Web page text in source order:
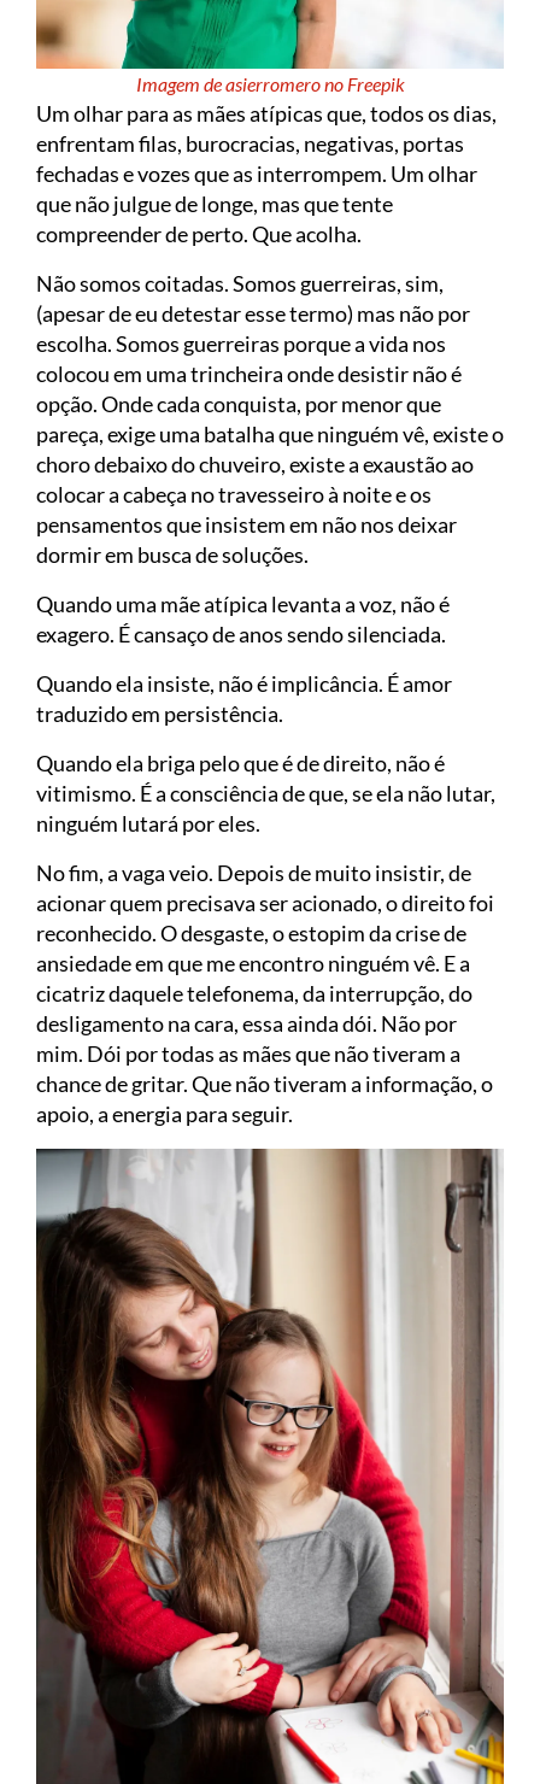
Imagem de asierromero no Freepik
Um olhar para as mães atípicas que, todos os dias,
enfrentam filas, burocracias, negativas, portas
fechadas e vozes que as interrompem. Um olhar
que não julgue de longe, mas que tente
compreender de perto. Que acolha.
Não somos coitadas. Somos guerreiras, sim,
(apesar de eu detestar esse termo) mas não por
escolha. Somos guerreiras porque a vida nos
colocou em uma trincheira onde desistir não é
opção. Onde cada conquista, por menor que
pareça, exige uma batalha que ninguém vê, existe o
choro debaixo do chuveiro, existe a exaustão ao
colocar a cabeça no travesseiro à noite e os
pensamentos que insistem em não nos deixar
dormir em busca de soluções.
Quando uma mãe atípica levanta a voz, não é
exagero. É cansaço de anos sendo silenciada.
Quando ela insiste, não é implicância. É amor
traduzido em persistência.
Quando ela briga pelo que é de direito, não é
vitimismo. É a consciência de que, se ela não lutar,
ninguém lutará por eles.
No fim, a vaga veio. Depois de muito insistir, de
acionar quem precisava ser acionado, o direito foi
reconhecido. O desgaste, o estopim da crise de
ansiedade em que me encontro ninguém vê. E a
cicatriz daquele telefonema, da interrupção, do
desligamento na cara, essa ainda dói. Não por
mim. Dói por todas as mães que não tiveram a
chance de gritar. Que não tiveram a informação, o
apoio, a energia para seguir.